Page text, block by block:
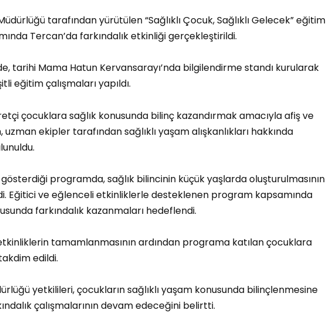
tarafından yürütülen “Sağlıklı Çocuk, Sağlıklı Gelecek” eğitim
Tercan’da farkındalık etkinliği gerçekleştirildi.
tarihi Mama Hatun Kervansarayı’nda bilgilendirme standı kurularak
eğitim çalışmaları yapıldı.
çocuklara sağlık konusunda bilinç kazandırmak amacıyla afiş ve
uzman ekipler tarafından sağlıklı yaşam alışkanlıkları hakkında
programda, sağlık bilincinin küçük yaşlarda oluşturulmasının
Eğitici ve eğlenceli etkinliklerle desteklenen program kapsamında
farkındalık kazanmaları hedeflendi.
tamamlanmasının ardından programa katılan çocuklara
edildi.
yetkilileri, çocukların sağlıklı yaşam konusunda bilinçlenmesine
çalışmalarının devam edeceğini belirtti.